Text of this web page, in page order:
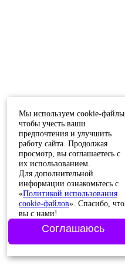
Мы используем cookie-файлы,
чтобы учесть ваши
предпочтения и улучшить
работу сайта. Продолжая
просмотр, вы соглашаетесь с
их использованием.
Для дополнительной
информации ознакомьтесь с
«Политикой использования
cookie-файлов». Спасибо, что
вы с нами!
Соглашаюсь